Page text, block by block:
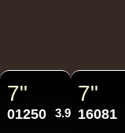
7"
01250 3.95€
7"
16081